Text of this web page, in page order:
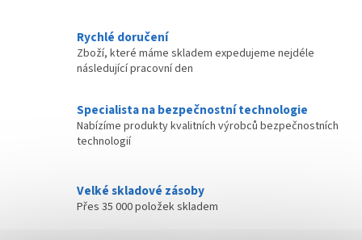
Rychlé doručení
Zboží, které máme skladem expedujeme nejdéle
následující pracovní den
Specialista na bezpečnostní technologie
Nabízíme produkty kvalitních výrobců bezpečnostních
technologií
Velké skladové zásoby
Přes 35 000 položek skladem